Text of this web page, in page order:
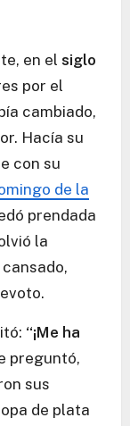
en el siglo
por el
cambiado,
Hacía su
con su
de la
prendada
la
“¡Me ha
preguntó,
sus
de plata